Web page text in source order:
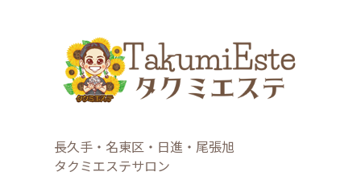
長久手・名東区・日進・尾張旭
タクミエステサロン